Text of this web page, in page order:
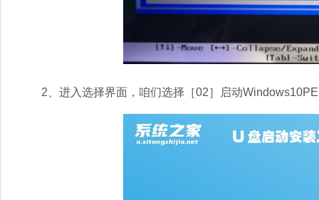
2、进入选择界面，咱们选择［02］启动Windows10PE